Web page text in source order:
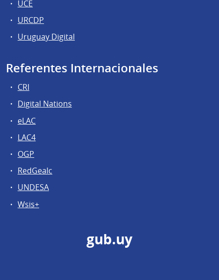
UCE
URCDP
Uruguay Digital
Referentes Internacionales
CRI
Digital Nations
eLAC
LAC4
OGP
RedGealc
UNDESA
Wsis+
gub.uy